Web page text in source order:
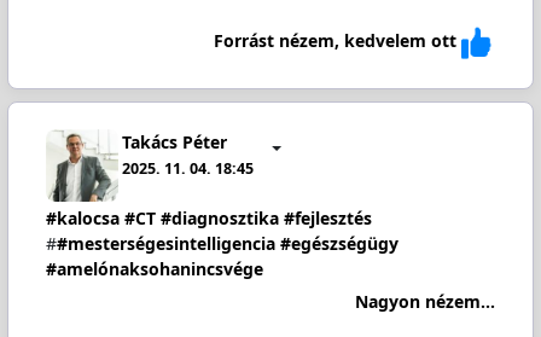
Forrást nézem, kedvelem ott
Takács Péter
2025. 11. 04. 18:45
#kalocsa #CT #diagnosztika #fejlesztés
##mesterségesintelligencia #egészségügy
#amelónaksohanincsvége
Nagyon nézem...